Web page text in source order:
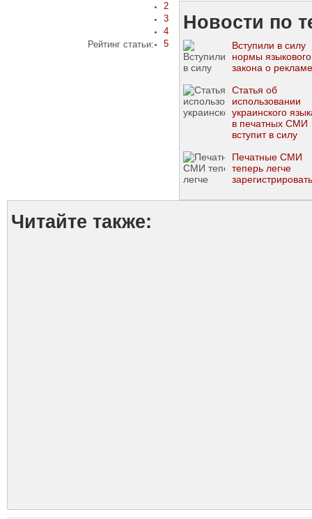
Рейтинг статьи:
2
3
4
5
Новости по
Вступили в силу
нормы языкового
закона о рекламе
Статья об
использовании
украинского
в печатных СМИ
вступит в силу
Печатные СМИ
теперь легче
зарегистрировать
Читайте также: